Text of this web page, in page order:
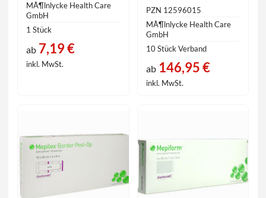
MÃ¶lnlycke Health Care
GmbH
1 Stück
ab 7,19 €
inkl. MwSt.
PZN 12596015
MÃ¶lnlycke Health Care
GmbH
10 Stück Verband
ab146,95 €
inkl. MwSt.